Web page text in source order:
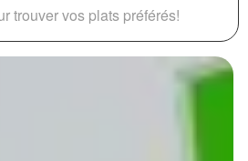
trouver vos plats préférés!